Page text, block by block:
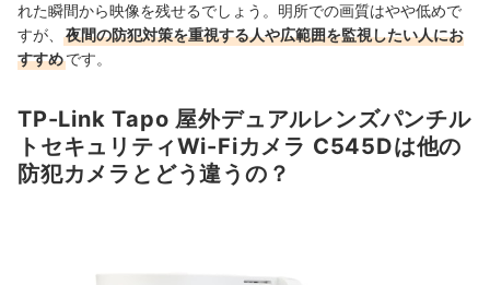
れた瞬間から映像を残せるでしょう。明所での画質はやや低めで
すが、
夜間の防犯対策を重視する人や広範囲を監視したい人にお
すすめです。
TP-Link Tapo 屋外デュアルレンズパンチル
トセキュリティWi-Fiカメラ C545Dは他の
防犯カメラとどう違うの？